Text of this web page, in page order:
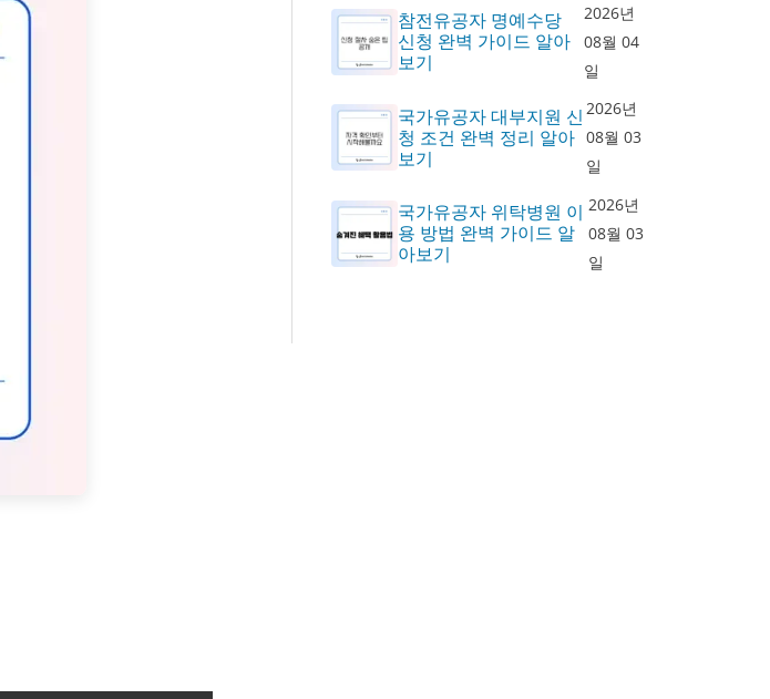
참전유공자 명예수당
신청 완벽 가이드 알아
보기
2026년
08월 04
일
국가유공자 대부지원 신
청 조건 완벽 정리 알아
보기
2026년
08월 03
일
국가유공자 위탁병원 이
용 방법 완벽 가이드 알
아보기
2026년
08월 03
일